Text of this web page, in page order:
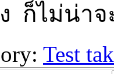
ก็ไม่น่า
Test